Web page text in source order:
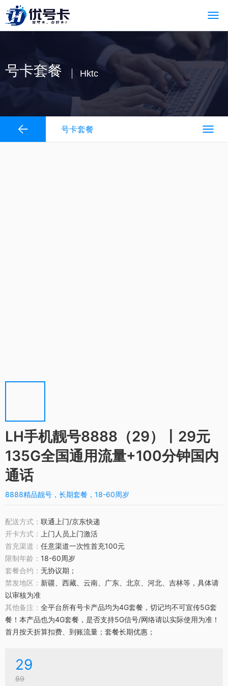
号卡套餐 Hktc
号卡套餐
LH手机靓号8888（29）丨29元
135G全国通用流量+100分钟国内
通话
8888精品靓号，长期套餐，18-60周岁
配送方式： 联通上门/京东快递
开卡方式：
上门人员上门激活
首充渠道： 任意渠道一次性首充100元
限制年龄： 18-60周岁
套餐合约： 无协议期；
禁发地区： 新疆、西藏、云南、广东、北京、河北、吉林等，具体请
以审核为准
其他备注： 全平台所有号卡产品均为4G套餐，切记均不可宣传5G套
餐！本产品也为4G套餐，是否支持5G信号/网络请以实际使用为准！
首月按天折算扣费、到账流量；套餐长期优惠；
29
89